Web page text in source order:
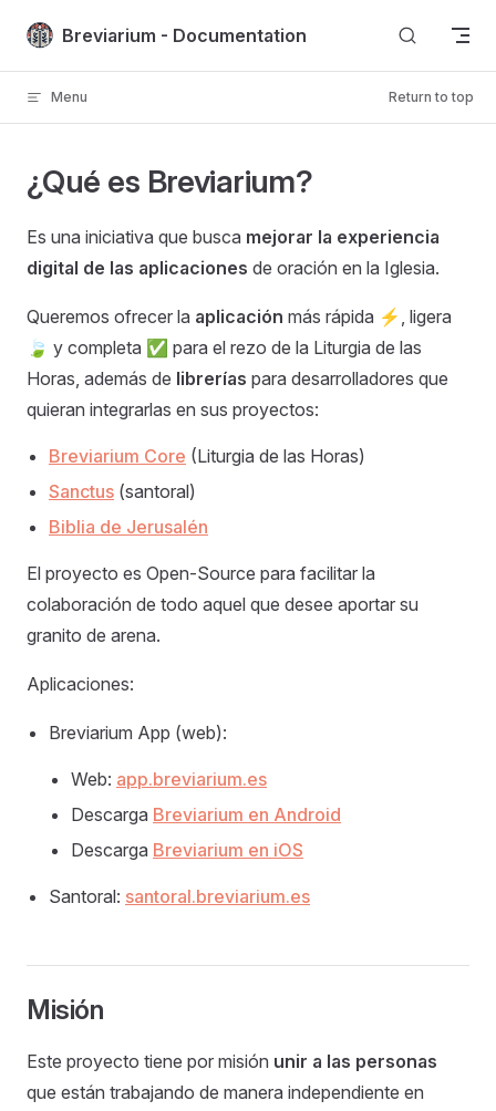
Skip to content
Breviarium - Documentation
Menu Return to top
¿Qué es Breviarium?
Es una iniciativa que busca mejorar la experiencia
digital de las aplicaciones de oración en la Iglesia.
Queremos ofrecer la aplicación más rápida ⚡, ligera
🍃️ y completa ✅ para el rezo de la Liturgia de las
Horas, además de librerías para desarrolladores que
quieran integrarlas en sus proyectos:
Breviarium Core (Liturgia de las Horas)
Sanctus (santoral)
Biblia de Jerusalén
El proyecto es Open-Source para facilitar la
colaboración de todo aquel que desee aportar su
granito de arena.
Aplicaciones:
Breviarium App (web):
Web: app.breviarium.es
Descarga Breviarium en Android
Descarga Breviarium en iOS
Santoral: santoral.breviarium.es
Misión
Este proyecto tiene por misión unir a las personas
que están trabajando de manera independiente en